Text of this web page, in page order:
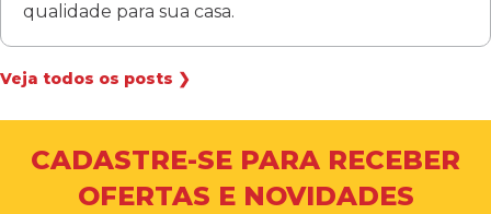
qualidade para sua casa.
Veja todos os posts ❯
CADASTRE-SE PARA RECEBER
OFERTAS E NOVIDADES